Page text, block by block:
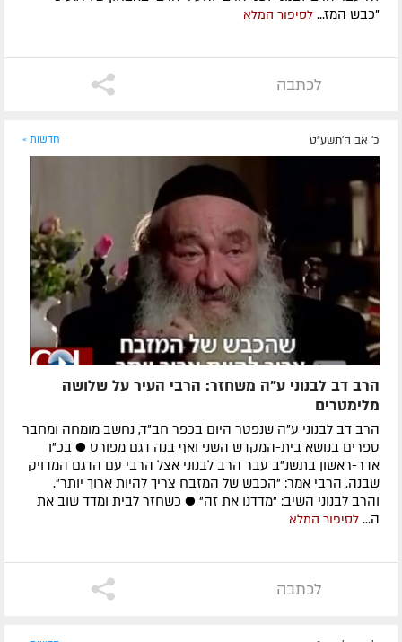
"כבש המז... לסיפור המלא
לכתבה
כ' אב ה׳תשע״ט חדשות »
הרב דב לבנוני ע"ה משחזר: הרבי העיר על שלושה
מלימטרים
הרב דב לבנוני ע"ה שנפטר היום בכפר חב"ד, נחשב מומחה ומחבר
ספרים בנושא בית-המקדש השני ואף בנה דגם מפורט ● בכ"ו
אדר-ראשון בתשנ"ב עבר הרב לבנוני אצל הרבי עם הדגם המדויק
שבנה. הרבי אמר: "הכבש של המזבח צריך להיות ארוך יותר".
והרב לבנוני השיב: "מדדנו את זה" ● כשחזר לבית ומדד שוב את
ה... לסיפור המלא
לכתבה